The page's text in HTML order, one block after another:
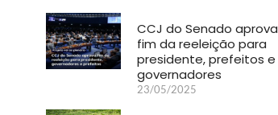
CCJ do Senado aprova
fim da reeleição para
presidente, prefeitos e
governadores
23/05/2025